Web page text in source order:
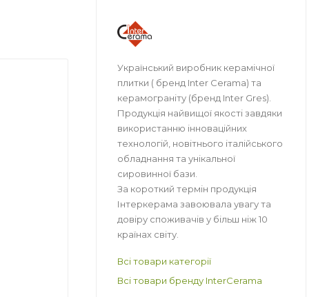
Український виробник керамічної
плитки ( бренд Inter Cerama) та
керамограніту (бренд Inter Gres).
Продукція найвищої якості завдяки
використанню інноваційних
технологій, новітнього італійського
обладнання та унікальної
сировинної бази.
За короткий термін продукція
Інтеркерама завоювала увагу та
довіру споживачів у більш ніж 10
країнах світу.
Всі товари категорії
Всі товари бренду InterCerama